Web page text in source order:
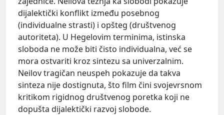
dijalektički konflikt između posebnog
(individualne strasti) i opšteg (društvenog
autoriteta). U Hegelovim terminima, istinska
sloboda ne može biti čisto individualna, već se
mora ostvariti kroz sintezu sa univerzalnim.
Neilov tragičan neuspeh pokazuje da takva
sinteza nije dostignuta, što film čini svojevrsnom
kritikom rigidnog društvenog poretka koji ne
dopušta dijalektički razvoj slobode.